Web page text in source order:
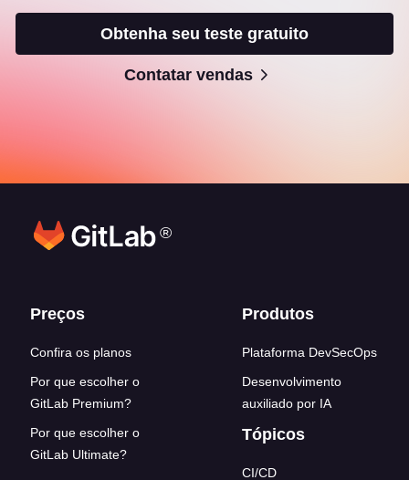
Obtenha seu teste gratuito
Contatar vendas
®
Footer links
Preços
Confira os planos
Por que escolher o
GitLab Premium?
Por que escolher o
GitLab Ultimate?
Produtos
Plataforma DevSecOps
Desenvolvimento
auxiliado por IA
Tópicos
CI/CD